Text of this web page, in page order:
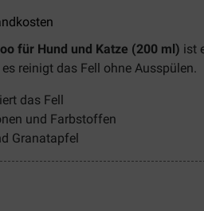
für Hund und Katze (200 ml) ist
reinigt das Fell ohne Ausspülen.
das Fell
und Farbstoffen
Granatapfel